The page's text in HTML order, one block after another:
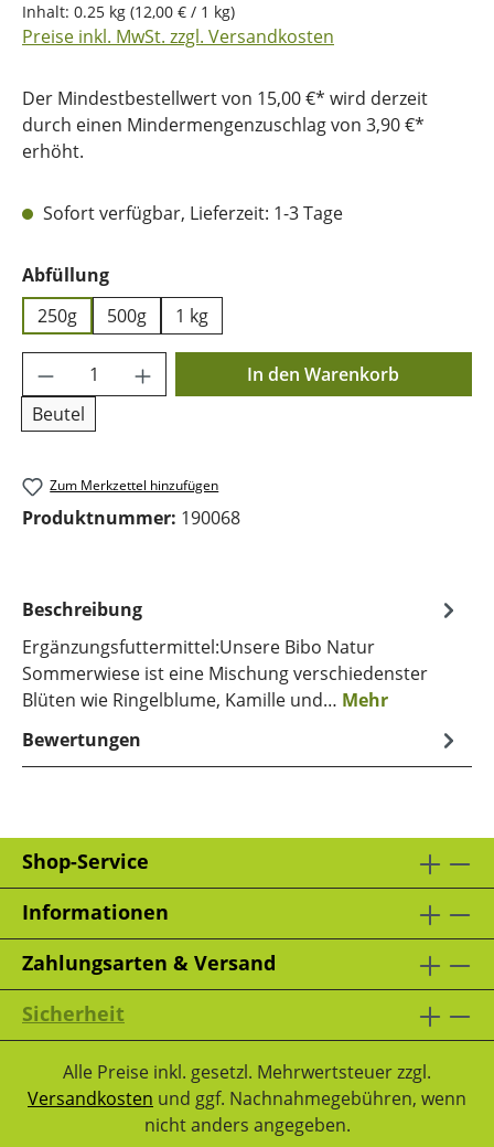
Inhalt: 0.25 kg (12,00 € / 1 kg)
Preise inkl. MwSt. zzgl. Versandkosten
Der Mindestbestellwert von 15,00 €* wird derzeit
durch einen Mindermengenzuschlag von 3,90 €*
erhöht.
Sofort verfügbar, Lieferzeit: 1-3 Tage
Abfüllungauswählen
250g
500g 1 kg
Produkt Anzahl: Gib den gewünschten
Beutel
In den Warenkorb
Zum Merkzettel hinzufügen
Produktnummer: 190068
Beschreibung
Ergänzungsfuttermittel:Unsere Bibo Natur
Sommerwiese ist eine Mischung verschiedenster
Blüten wie Ringelblume, Kamille und… Mehr
Bewertungen
Shop-Service
Informationen
Zahlungsarten & Versand
Sicherheit
Alle Preise inkl. gesetzl. Mehrwertsteuer zzgl.
Versandkosten und ggf. Nachnahmegebühren, wenn
nicht anders angegeben.